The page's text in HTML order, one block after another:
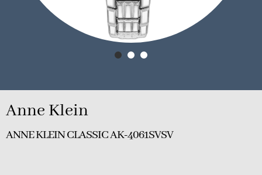
Anne Klein
ANNE KLEIN CLASSIC AK-4061SVSV